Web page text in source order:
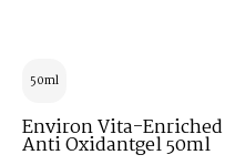
50ml
Environ Vita-Enriched
Anti Oxidantgel 50ml